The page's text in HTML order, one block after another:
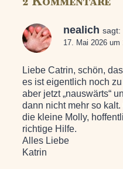
nealich sagt:
17. Mai 2026 um
Liebe Catrin, schön,
es ist eigentlich noch
aber jetzt „nauswärts“
dann nicht mehr so
die kleine Molly,
richtige Hilfe.
Alles Liebe
Katrin